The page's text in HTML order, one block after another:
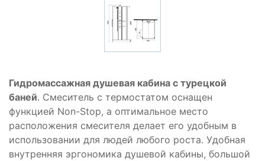
Гидромассажная душевая кабина с турецкой
баней. Смеситель с термостатом оснащен
функцией Non-Stop, а оптимальное место
расположения смесителя делает его удобным в
использовании для людей любого роста. Удобная
внутренняя эргономика душевой кабины, большой